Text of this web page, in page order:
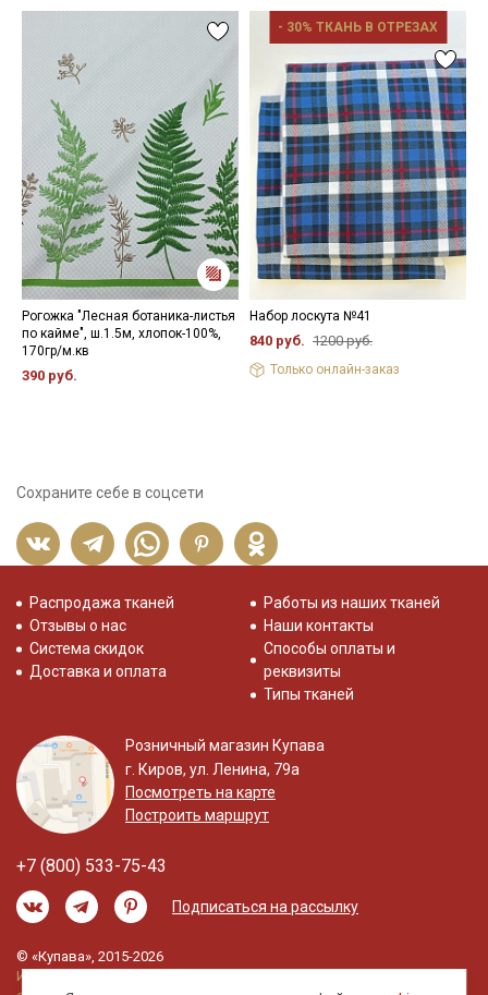
Рогожка "Лесная ботаника-листья
по кайме", ш.1.5м, хлопок-100%,
170гр/м.кв
390 руб.
- 30% ТКАНЬ В ОТРЕЗАХ
Набор лоскута №41
840 руб. 1200 руб.
Только онлайн-заказ
Сохраните себе в соцсети
Распродажа тканей
Отзывы о нас
Система скидок
Доставка и оплата
Работы из наших тканей
Наши контакты
Способы оплаты и
реквизиты
Типы тканей
Розничный магазин Купава
г. Киров, ул. Ленина, 79а
Посмотреть на карте
Построить маршрут
+7 (800) 533-75-43
Подписаться на рассылку
© «Купава», 2015-2026
Информация на сайте не является публичной